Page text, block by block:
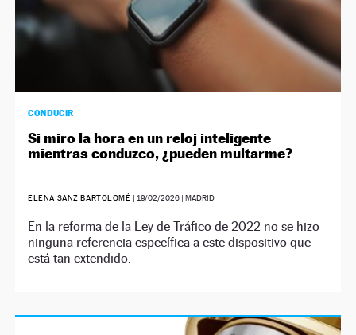
CONDUCIR
Si miro la hora en un reloj inteligente
mientras conduzco, ¿pueden multarme?
ELENA SANZ BARTOLOMÉ | 19/02/2026| MADRID
En la reforma de la Ley de Tráfico de 2022 no se hizo
ninguna referencia específica a este dispositivo que
está tan extendido.